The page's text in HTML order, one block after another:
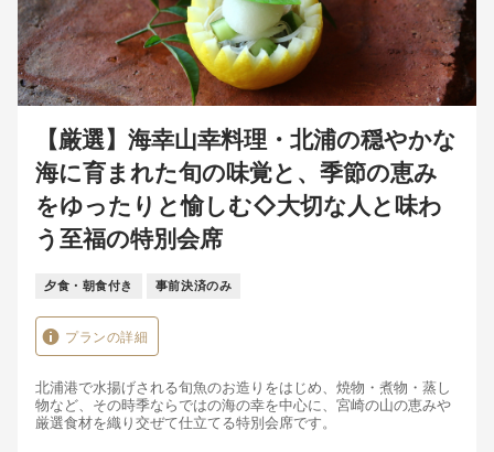
【厳選】海幸山幸料理・北浦の穏やかな
海に育まれた旬の味覚と、季節の恵み
をゆったりと愉しむ◇大切な人と味わ
う至福の特別会席
夕食・朝食付き 事前決済のみ
プランの詳細
北浦港で水揚げされる旬魚のお造りをはじめ、焼物・煮物・蒸し
物など、その時季ならではの海の幸を中心に、宮崎の山の恵みや
厳選食材を織り交ぜて仕立てる特別会席です。